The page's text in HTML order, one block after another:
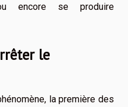
encore se produire
le
la première des